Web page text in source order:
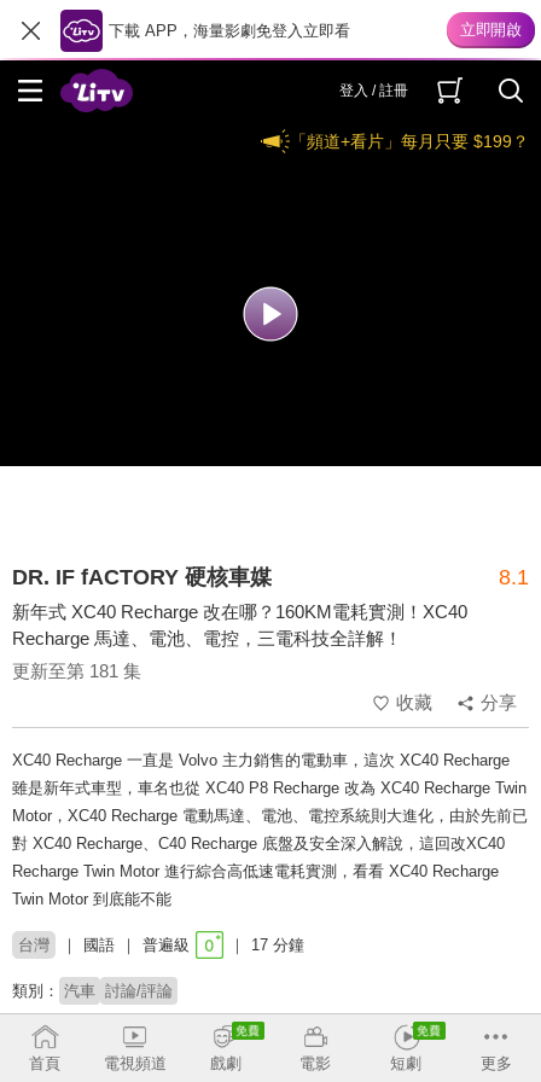
下載 APP，海量影劇免登入立即看
登入 / 註冊
「頻道+看片」每月只要 $199？
DR. IF fACTORY 硬核車媒 8.1
新年式 XC40 Recharge 改在哪？160KM電耗實測！XC40
Recharge 馬達、電池、電控，三電科技全詳解！
更新至第 181 集
收藏
分享
XC40 Recharge 一直是 Volvo 主力銷售的電動車，這次 XC40 Recharge
雖是新年式車型，車名也從 XC40 P8 Recharge 改為 XC40 Recharge Twin
Motor，XC40 Recharge 電動馬達、電池、電控系統則大進化，由於先前已
對 XC40 Recharge、C40 Recharge 底盤及安全深入解說，這回改XC40
Recharge Twin Motor 進行綜合高低速電耗實測，看看 XC40 Recharge
Twin Motor 到底能不能
台灣 國語 普遍級 17 分鐘
類別： 汽車 討論/評論
主持：
首頁
電視頻道 戲劇 電影 短劇 更多